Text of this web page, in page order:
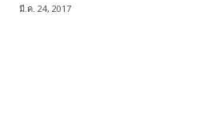
มี.ค. 24, 2017